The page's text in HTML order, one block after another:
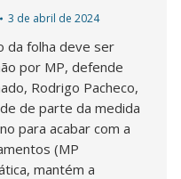
3 de abril de 2024
da folha deve ser
por MP, defende
Rodrigo Pacheco,
de parte da medida
para acabar com a
(MP
mantém a